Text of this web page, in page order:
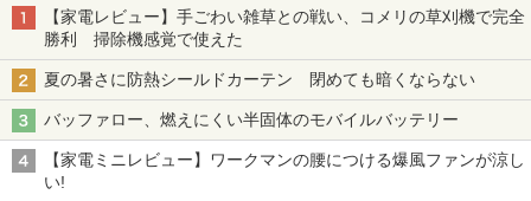
【家電レビュー】手ごわい雑草との戦い、コメリの草刈機で完全
勝利 掃除機感覚で使えた
夏の暑さに防熱シールドカーテン 閉めても暗くならない
バッファロー、燃えにくい半固体のモバイルバッテリー
【家電ミニレビュー】ワークマンの腰につける爆風ファンが涼し
い!